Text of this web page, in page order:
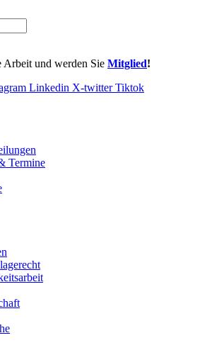
Arbeit und werden Sie Mitglied!
Linkedin X-twitter Tiktok
Termine